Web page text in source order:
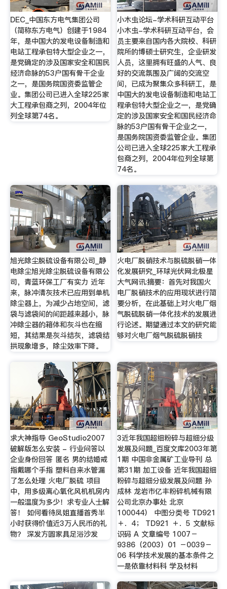
DEC_中国东方电气集团公司
（简称东方电气）创建于1984
年，是中国大的发电设备制造和
电站工程承包特大型企业之一，
是党确定的涉及国家安全和国民
经济命脉的53户国有骨干企业
之一，是国务院国资委监管企
业。集团公司已进入全球225家
大工程承包商之列，2004年位
列全球第74名。
小木虫论坛-学术科研互动平台
小木虫-学术科研互动平台，会
员主要来自国内各大院校、科研
院所的博硕士研究生，企业研发
人员，这里拥有旺盛的人气、良
好的交流氛围及广阔的交流空
间，已成为聚集众多科研工，是
中国大的发电设备制造和电站工
程承包特大型企业之一，是党确
定的涉及国家安全和国民经济命
脉的53户国有骨干企业之一，
是国务院国资委监管企业。集团
公司已进入全球225家大工程承
包商之列，2004年位列全球第
74名。
旭光除尘脱硫设备有限公司_静
电除尘旭光除尘脱硫设备有限公
司，青蓝环保工厂有实力 近年
来，脉冲清灰技术已应用到单机
除尘器上，为减少占地空间，滤
袋与滤袋间的间距越来越小，脉
冲除尘器的箱体和灰斗也在缩
短，其结果是灰斗结灰，滤袋结
拱现象增多，除尘效率下降。
火电厂脱硝技术与脱硫脱硝一体
化发展研究_环球光伏网北极星
大气网讯:摘要：首先对我国火
电厂脱硝技术的应用现状进行简
要分析，在此基础上对火电厂烟
气脱硫脱硝一体化技术的发展进
行论述。期望通过本文的研究能
够对火电厂烟气脱硫脱硝技
求大神指导 GeoStudio2007
破解版怎么安装 - 行业问答以
企业身份回答 匿名 男的结婚戒
指戴哪个手指 塑料自来水管漏
了怎么处理 火电厂脱硫 项目
中，用多级离心氧化风机机房内
一般温度为多少！求专业人士解
答！ 如何看待凤姐直播首秀半
小时获得价值近3万人民币的礼
物？ 深发方圆家具足浴沙发
3近年我国超细粉碎与超细分级
发展及问题_百度文库2003年第
1期 中国非金属矿工业导刊 总
第31期 加工设备 近年我国超细
粉碎与超细分级发展及问题 孙
成林 龙岩市亿丰粉碎机械有限
公司北京办事处 北京
100044） 中图分类号 TD921
＋．4； TD921 ＋．5 文献标
识码 A 文章编号 1007－
9386（2003）01 －0039－
06 科学技术发展的基本条件之
一是依靠材料科 学及材料